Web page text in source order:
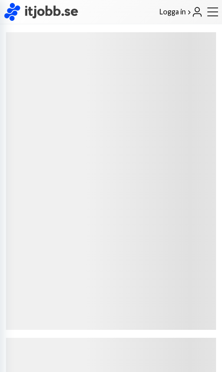
Logga in